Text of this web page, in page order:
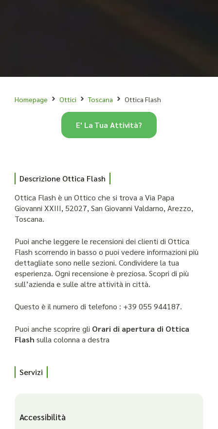
Homepage Ottici Toscana Ottica Flash
Descrizione Ottica Flash
Ottica Flash è un Ottico che si trova a Via Papa
Giovanni XXIII, 52027, San Giovanni Valdarno, Arezzo,
Toscana.
Puoi anche leggere le recensioni dei clienti di Ottica
Flash scorrendo in basso o puoi vedere informazioni più
dettagliate sono nelle sezioni. Condividere la tua
esperienza. Ogni recensione è preziosa. Scopri di più
sull’azienda e sulle altre attività in città.
Questo è il numero di telefono : +39 055 944187.
Puoi anche scoprire gli Orari di apertura di Ottica
Flash sulla colonna a destra
Servizi
Accessibilità
E' La Tua Attività?